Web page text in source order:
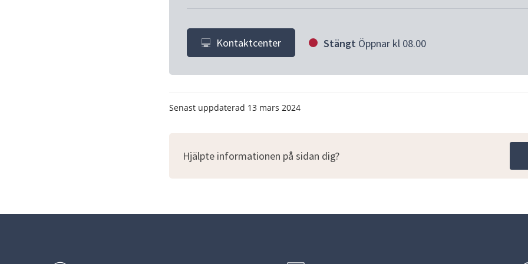
Kontaktcenter Stängt Öppnar kl 08.00
Senast uppdaterad 13 mars 2024
Hjälpte informationen på sidan dig?